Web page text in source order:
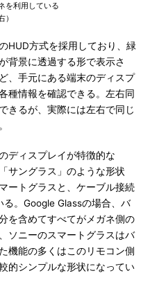
を利用している
HUD方式を採用しており、緑
背景に透過する形で表示さ
、手元にある端末のディスプ
種情報を確認できる。左右同
きるが、実際には左右で同じ
ディスプレイが特徴的な
サングラス」のような形状
ートグラスと、ケーブル接続
。Google Glassの場合、バ
を含めてすべてがメガネ側の
ソニーのスマートグラスはバ
機能の多くはこのリモコン側
的シンプルな形状になってい